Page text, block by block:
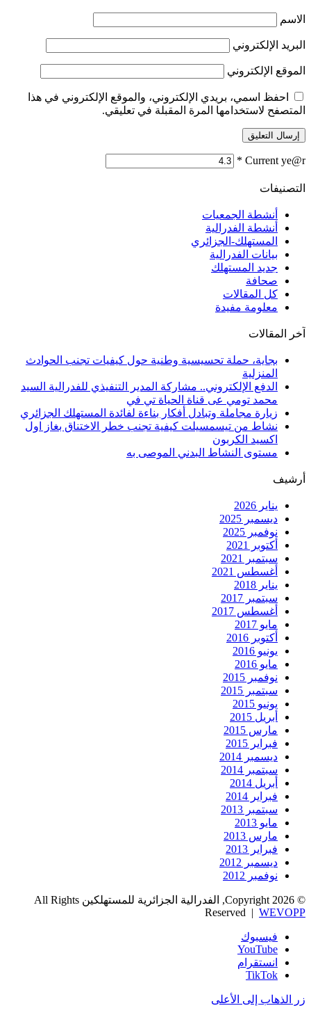
الاسم
البريد الإلكتروني
الموقع الإلكتروني
احفظ اسمي، بريدي الإلكتروني، والموقع الإلكتروني في هذا
المتصفح لاستخدامها المرة المقبلة في تعليقي.
Current ye@r
*
التصنيفات
أنشطة الجمعيات
أنشطة الفدرالية
المستهلك-الجزائري
بيانات الفدرالية
جديد المستهلك
صحافة
كل المقالات
معلومة مفيدة
آخر المقالات
بجاية، حملة تحسيسية وطنية حول كيفيات تجنب الحوادث
المنزلية
الدفع الإلكتروني.. مشاركة المدير التنفيذي للفدرالية السيد
محمد تومي عى قناة الحياة تي في
زيارة مجاملة وتبادل أفكار بناءة لفائدة المستهلك الجزائري
نشاط من تيسمسيلت كيفية تجنب خطر الاختناق بغاز اول
اكسيد الكربون
مستوى النشاط البدني الموصى به
أرشيف
يناير 2026
ديسمبر 2025
نوفمبر 2025
أكتوبر 2021
سبتمبر 2021
أغسطس 2021
يناير 2018
سبتمبر 2017
أغسطس 2017
مايو 2017
أكتوبر 2016
يونيو 2016
مايو 2016
نوفمبر 2015
سبتمبر 2015
يونيو 2015
أبريل 2015
مارس 2015
فبراير 2015
ديسمبر 2014
سبتمبر 2014
أبريل 2014
فبراير 2014
سبتمبر 2013
مايو 2013
مارس 2013
فبراير 2013
ديسمبر 2012
نوفمبر 2012
© Copyright 2026, الفدرالية الجزائرية للمستهلكين All Rights
Reserved | WEVOPP
فيسبوك
‫YouTube
انستقرام
‫TikTok
زر الذهاب إلى الأعلى